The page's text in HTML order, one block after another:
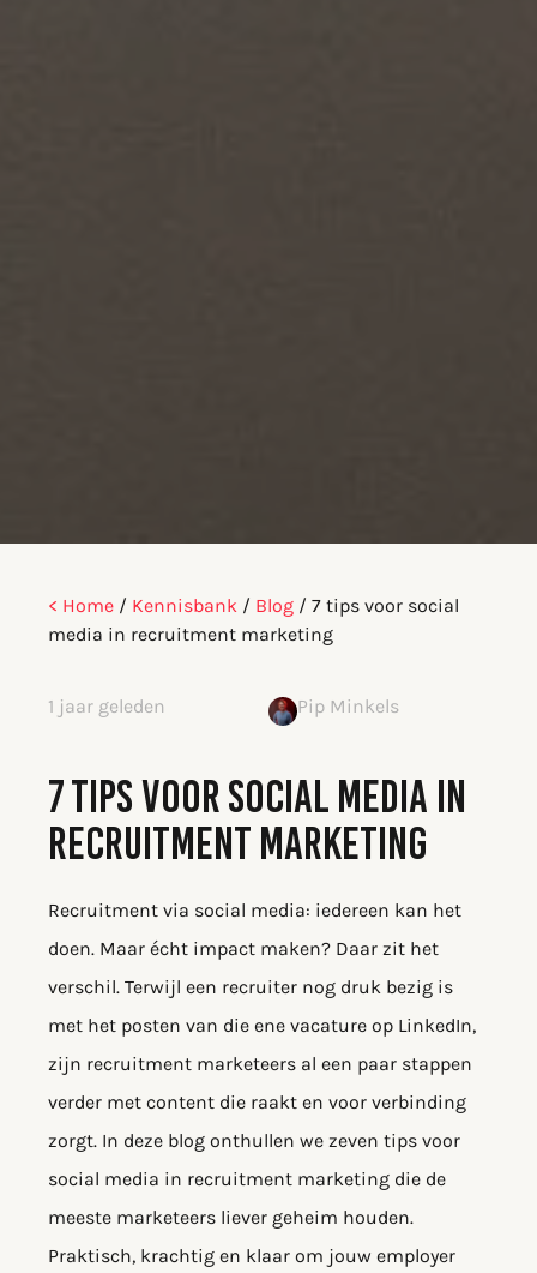
< Home / Kennisbank / Blog / 7 tips voor social
media in recruitment marketing
1 jaar geleden Pip Minkels
7 TIPS VOOR SOCIAL MEDIA IN
RECRUITMENT MARKETING
Recruitment via social media: iedereen kan het
doen. Maar écht impact maken? Daar zit het
verschil. Terwijl een recruiter nog druk bezig is
met het posten van die ene vacature op LinkedIn,
zijn recruitment marketeers al een paar stappen
verder met content die raakt en voor verbinding
zorgt. In deze blog onthullen we zeven tips voor
social media in recruitment marketing die de
meeste marketeers liever geheim houden.
Praktisch, krachtig en klaar om jouw employer